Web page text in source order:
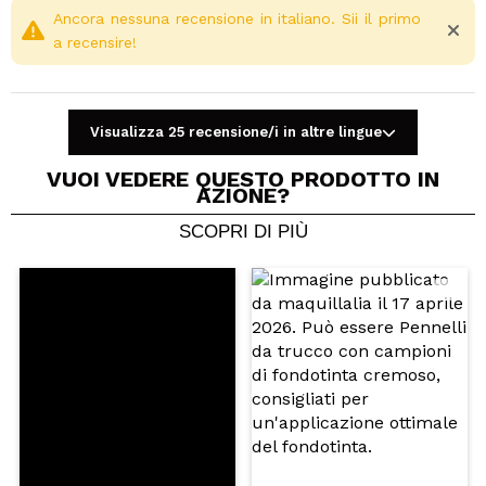
Condividi un video o una foto
Il tuo video potrebbe essere il primo. Immaginalo...
Consiglieresti questo acquisto? Si No
5/5
INVIA
Ancora nessuna recensione in italiano. Sii il primo
a recensire!
Visualizza 25 recensione/i in altre lingue
VUOI VEDERE QUESTO PRODOTTO IN
AZIONE?
SCOPRI DI PIÙ